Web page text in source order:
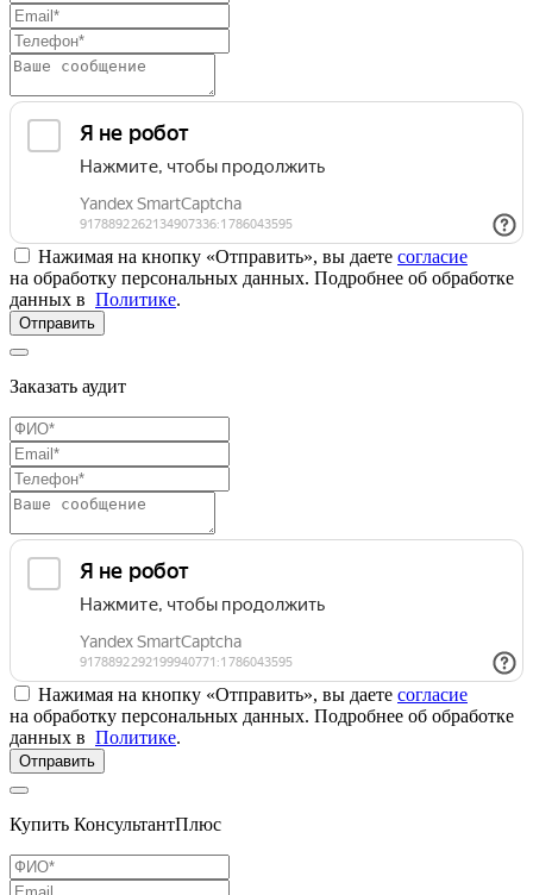
Нажимая на кнопку «Отправить», вы даете согласие
на обработку персональных данных. Подробнее об обработке
данных в Политике.
Отправить
Заказать аудит
Нажимая на кнопку «Отправить», вы даете согласие
на обработку персональных данных. Подробнее об обработке
данных в Политике.
Отправить
Купить КонсультантПлюс